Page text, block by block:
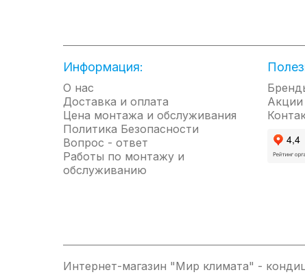
предотвращения утечки и поражения
Технические характеристики:
Присоединительный размер G1/2
Информация:
О нас
Доставка и оплата
Цена монтажа и обслуживания
Политика Безопасности
Вопрос - ответ
Работы по монтажу и
обслуживанию
Акции
Интернет-магазин "Мир климата" -